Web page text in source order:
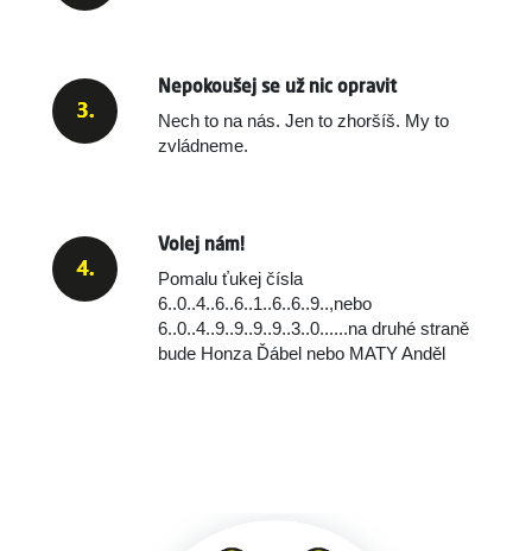
Nepokoušej se už nic opravit
Nech to na nás. Jen to zhoršíš. My to
zvládneme.
Volej nám!
Pomalu ťukej čísla
6..0..4..6..6..1..6..6..9..,nebo
‭‭6..0..4..9..9..9..9..3..0..‬..‬..na druhé straně
bude Honza Ďábel nebo MATY Anděl